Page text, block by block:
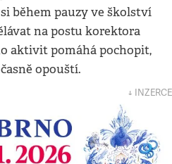
během pauzy ve školství
na postu korektora
aktivit pomáhá pochopit,
opouští.
↓ INZERCE